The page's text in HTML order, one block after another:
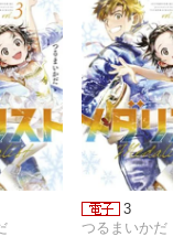
3
つるまいかだ